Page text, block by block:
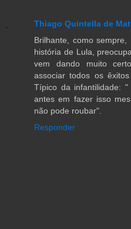
Thiago Quintella de
Brilhante, como
história de Lula,
vem dando muito
associar todos os
Típico da infantilidade:
antes em fazer isso
não pode roubar".
Responder